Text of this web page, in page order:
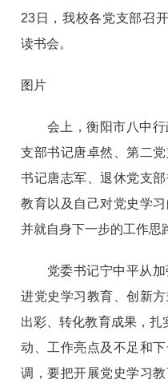
23日，我校各党支部召
读书会。
图片
会上，衡阳市八中
支部书记唐卓然、第二
书记唐志军、退休党支
教育以及自己对党史学
并就自身下一步的工作思
党委书记宁中平从
进党史学习教育、创新
出彩、转化教育成果，扎
动、工作亮点及不足和
调，要把开展党史学习